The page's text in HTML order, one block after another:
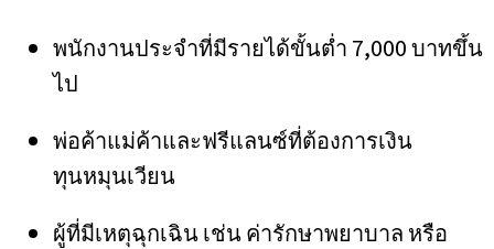
พนักงานประจำที่มีรายได้ขั้นต่ำ 7,000 บาทขึ้น
ไป
พ่อค้าแม่ค้าและฟรีแลนซ์ที่ต้องการเงิน
ทุนหมุนเวียน
ผู้ที่มีเหตุฉุกเฉิน เช่น ค่ารักษาพยาบาล หรือ